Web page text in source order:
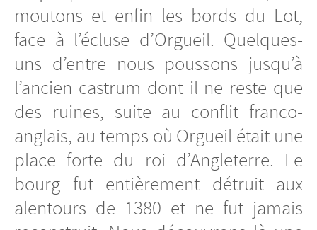
moutons et enfin les bords du Lot,
face à l’écluse d’Orgueil. Quelques-
uns d’entre nous poussons jusqu’à
l’ancien castrum dont il ne reste que
des ruines, suite au conflit franco-
anglais, au temps où Orgueil était une
place forte du roi d’Angleterre. Le
bourg fut entièrement détruit aux
alentours de 1380 et ne fut jamais